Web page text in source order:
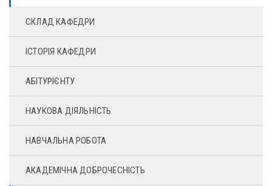
СКЛАД КАФЕДРИ
ІСТОРІЯ КАФЕДРИ
АБІТУРІЄНТУ
НАУКОВА ДІЯЛЬНІСТЬ
НАВЧАЛЬНА РОБОТА
АКАДЕМІЧНА ДОБРОЧЕСНІСТЬ